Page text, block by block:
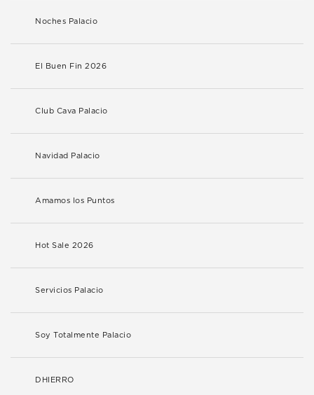
Noches Palacio
El Buen Fin 2026
Club Cava Palacio
Navidad Palacio
Amamos los Puntos
Hot Sale 2026
Servicios Palacio
Soy Totalmente Palacio
DHIERRO